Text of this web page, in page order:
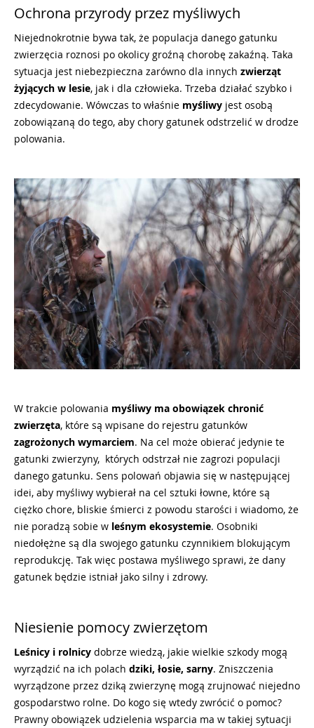
Ochrona przyrody przez myśliwych
Niejednokrotnie bywa tak, że populacja danego gatunku
zwierzęcia roznosi po okolicy groźną chorobę zakaźną. Taka
sytuacja jest niebezpieczna zarówno dla innych zwierząt
żyjących w lesie, jak i dla człowieka. Trzeba działać szybko i
zdecydowanie. Wówczas to właśnie myśliwy jest osobą
zobowiązaną do tego, aby chory gatunek odstrzelić w drodze
polowania.
W trakcie polowania myśliwy ma obowiązek chronić
zwierzęta, które są wpisane do rejestru gatunków
zagrożonych wymarciem. Na cel może obierać jedynie te
gatunki zwierzyny, których odstrzał nie zagrozi populacji
danego gatunku. Sens polowań objawia się w następującej
idei, aby myśliwy wybierał na cel sztuki łowne, które są
ciężko chore, bliskie śmierci z powodu starości i wiadomo, że
nie poradzą sobie w leśnym ekosystemie. Osobniki
niedołężne są dla swojego gatunku czynnikiem blokującym
reprodukcję. Tak więc postawa myśliwego sprawi, że dany
gatunek będzie istniał jako silny i zdrowy.
Niesienie pomocy zwierzętom
Leśnicy i rolnicy dobrze wiedzą, jakie wielkie szkody mogą
wyrządzić na ich polach dziki, łosie, sarny. Zniszczenia
wyrządzone przez dziką zwierzynę mogą zrujnować niejedno
gospodarstwo rolne. Do kogo się wtedy zwrócić o pomoc?
Prawny obowiązek udzielenia wsparcia ma w takiej sytuacji